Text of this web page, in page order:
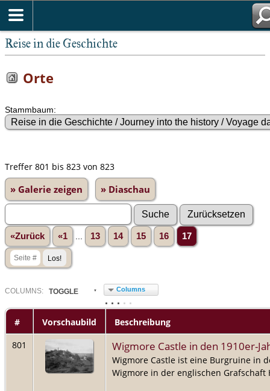
Reise in die Geschichte
Orte
Stammbaum:
Treffer 801 bis 823 von 823
» Galerie zeigen » Diaschau
«Zurück «1 13 14 15 16 17
COLUMN S: TOGGLE Columns
# Vorschaubild
Beschreibung
801
Wigmore Castle in den 1910er-
Wigmore Castle ist eine Burgruine in
Wigmore in der englischen Grafschaft